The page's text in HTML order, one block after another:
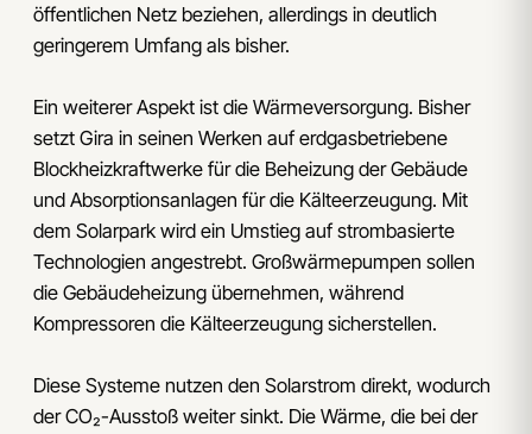
öffentlichen Netz beziehen, allerdings in deutlich
geringerem Umfang als bisher.
Ein weiterer Aspekt ist die Wärmeversorgung. Bisher
setzt Gira in seinen Werken auf erdgasbetriebene
Blockheizkraftwerke für die Beheizung der Gebäude
und Absorptionsanlagen für die Kälteerzeugung. Mit
dem Solarpark wird ein Umstieg auf strombasierte
Technologien angestrebt. Großwärmepumpen sollen
die Gebäudeheizung übernehmen, während
Kompressoren die Kälteerzeugung sicherstellen.
Diese Systeme nutzen den Solarstrom direkt, wodurch
der CO₂-Ausstoß weiter sinkt. Die Wärme, die bei der